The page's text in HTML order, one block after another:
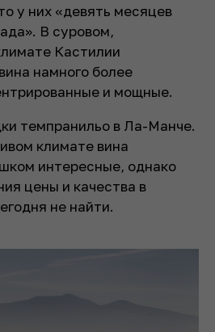
у них «девять месяцев
В суровом,
Кастилии
намного более
и мощные.
темпранильо в Ла-Манче.
климате вина
интересные, однако
цены и качества в
не найти.